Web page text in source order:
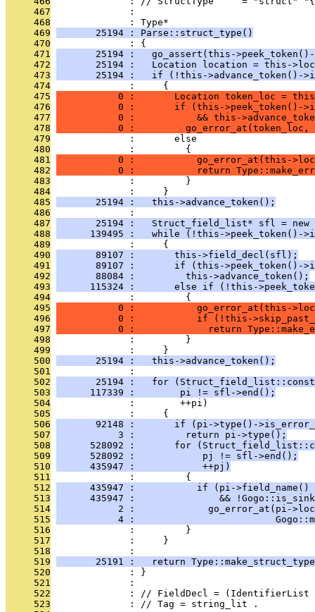
     467
              :
     468
              : Type*
     469
       25194 : Parse::struct_type()
     470
              : {
     471
25194 :   go_assert(this-
     472
25194 :   Location location = this-
     473
25194 :   if (!this->advance_token()-
     474
              :     {
     475
0 :       Location token_loc =
     476
0 :       if (this->peek_token()-
     477
0 :           && this-
     478
0 :
     479
              :       else
     480
              :         {
     481
0 :           go_error_at(this-
     482
0 :           return
     483
              :         }
     484
              :     }
     485
       25194 :   this->advance_token();
     486
              :
     487
25194 :   Struct_field_list* sfl = new
     488
139495 :   while (!this->peek_token()-
     489
              :     {
     490
       89107 :       this->field_decl(sfl);
     491
89107 :       if (this->peek_token()-
     492
       88084 :         this->advance_token();
     493
115324 :       else if (!this-
     494
              :         {
     495
0 :           go_error_at(this-
     496
0 :           if (!this-
     497
0 :             return
     498
              :         }
     499
              :     }
     500
       25194 :   this->advance_token();
     501
              :
     502
25194 :   for
     503
      117339 :        pi != sfl->end();
     504
              :        ++pi)
     505
              :     {
     506
92148 :       if (pi->type()-
     507
           3 :         return pi->type();
     508
528092 :       for
     509
      528092 :            pj != sfl->end();
     510
      435947 :            ++pj)
     511
              :         {
     512
435947 :           if (pi->field_name()
     513
435947 :               &&
     514
2 :             go_error_at(pi-
     515
4 :
     516
              :         }
     517
              :     }
     518
              :
     519
25191 :   return
     520
              : }
     521
              :
     522
: // FieldDecl =
     523
              : // Tag = string_lit .